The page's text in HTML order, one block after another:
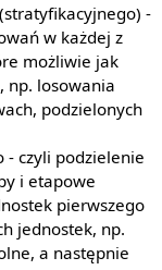
-
w każdej z
możliwie jak
np. losowania
podzielonych
czyli podzielenie
i etapowe
pierwszego
jednostek, np.
a następnie